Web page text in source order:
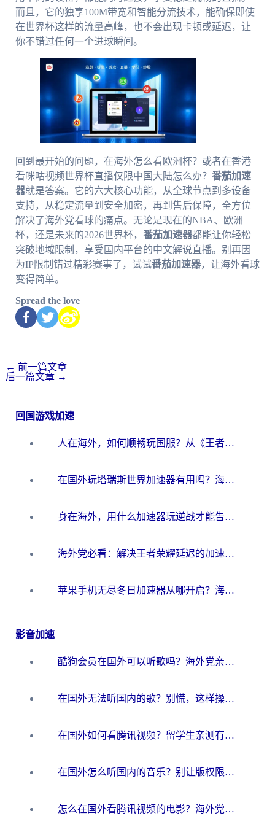
而且，它的独享100M带宽和智能分流技术，能确保即使
在世界杯这样的流量高峰，也不会出现卡顿或延迟，让
你不错过任何一个进球瞬间。
回到最开始的问题，在海外怎么看欧洲杯？或者在香港
看咪咕视频世界杯直播仅限中国大陆怎么办？ 番茄加速
器就是答案。它的六大核心功能，从全球节点到多设备
支持，从稳定流量到安全加密，再到售后保障，全方位
解决了海外党看球的痛点。无论是现在的NBA、欧洲
杯，还是未来的2026世界杯， 番茄加速器都能让你轻松
突破地域限制，享受国内平台的中文解说直播。别再因
为IP限制错过精彩赛事了，试试番茄加速器，让海外看球
变得简单。
Spread the love
← 前一篇文章
后一篇文章 →
回国游戏加速
人在海外，如何顺畅玩国服？从《王者荣耀》到《云图计划》的加速器终极指南
在国外玩塔瑞斯世界加速器有用吗？海外玩家亲测后的真实答案
身在海外，用什么加速器玩逆战才能告别延迟？
海外党必看：解决王者荣耀延迟的加速器终极指南——从EVE到猫和老鼠，一个工具全搞定
苹果手机无尽冬日加速器从哪开启？海外玩家的冬日生存指南
影音加速
酷狗会员在国外可以听歌吗？海外党亲测有效：3步解决音乐权限难题
在国外无法听国内的歌？别慌，这样操作就能畅听QQ音乐（附亲测加速器推荐）
在国外如何看腾讯视频？留学生亲测有效的回国加速方案
在国外怎么听国内的音乐？别让版权限制断了你的华语歌单
怎么在国外看腾讯视频的电影？海外党亲测有效的回国加速指南